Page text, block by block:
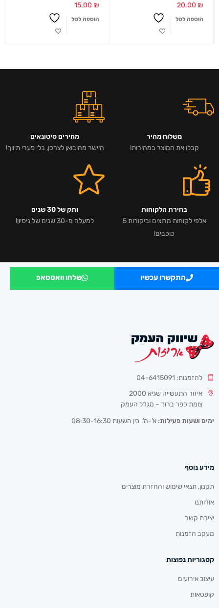
20.00 ₪
הוספה לסל
15.00 ₪
הוספה לסל
משלוח מהיר
קבלו את המוצר במהירות!
מחירים סיטונאים
היישר מהיבואן לצרכן, בלי פערי תיווך!
בחירת הלקוחות
אלפי לקוחות מרוצים וביקורות 5
כוכבים!
ותק של 30 שנים
למעלה מ-30 שנים של ניסיון!
התקשרו עכשיו שלחו וואטסאפ
להזמנות: 04-6415091
איזור התעשייה שגיא 2000
צומת כפר ברוך – מגדל העמק
ימים ושעות פעילות: א’-ה’, בין השעות 08:30-16:30
מידע נוסף
תקנון, תנאי שימוש והחזרת מוצרים
אודותנו
יצירת קשר
מעקב הזמנות
קטגוריות נפוצות
עיצוב אירועים
קופסאות